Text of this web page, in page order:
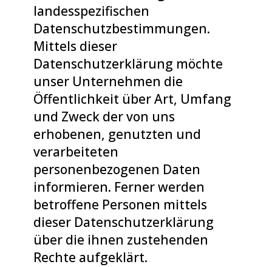
landesspezifischen
Datenschutzbestimmungen.
Mittels dieser
Datenschutzerklärung möchte
unser Unternehmen die
Öffentlichkeit über Art, Umfang
und Zweck der von uns
erhobenen, genutzten und
verarbeiteten
personenbezogenen Daten
informieren. Ferner werden
betroffene Personen mittels
dieser Datenschutzerklärung
über die ihnen zustehenden
Rechte aufgeklärt.